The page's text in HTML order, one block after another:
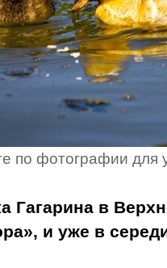
по фотографии для
Гагарина в
и уже в